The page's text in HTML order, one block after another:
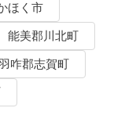
ほく市
能美郡川北町
咋郡志賀町